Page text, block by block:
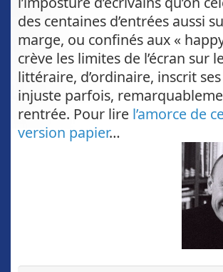
des centaines d’entrées aussi
marge, ou confinés aux «
crève les limites de l’écran sur
littéraire, d’ordinaire, inscrit
injuste parfois,
rentrée. Pour lire l’amorce de
version papier…